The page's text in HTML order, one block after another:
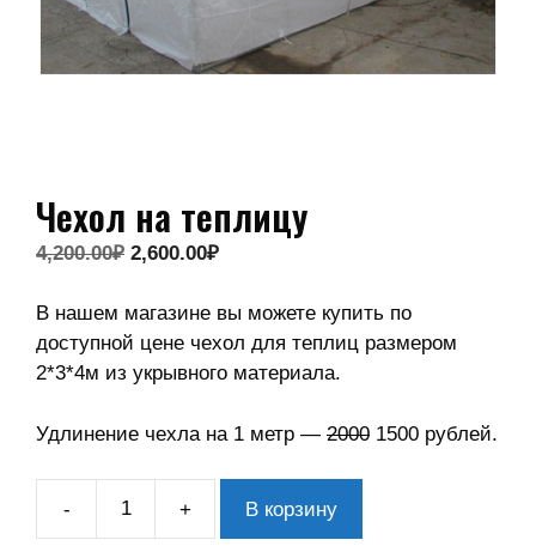
Чехол на теплицу
4,200.00₽ 2,600.00₽
В нашем магазине вы можете купить по
доступной цене чехол для теплиц размером
2*3*4м из укрывного материала.
Удлинение чехла на 1 метр — 2000 1500 рублей.
- + В корзину